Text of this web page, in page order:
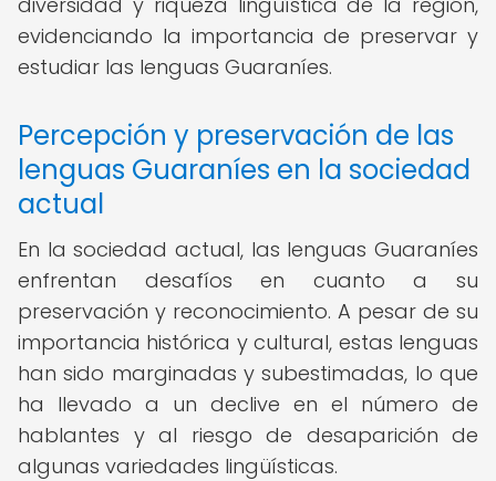
evidenciando la importancia de preservar y
estudiar las lenguas Guaraníes.
Percepción y preservación de las
lenguas Guaraníes en la sociedad
actual
En la sociedad actual, las lenguas Guaraníes
enfrentan desafíos en cuanto a su
preservación y reconocimiento. A pesar de su
importancia histórica y cultural, estas lenguas
han sido marginadas y subestimadas, lo que
ha llevado a un declive en el número de
hablantes y al riesgo de desaparición de
algunas variedades lingüísticas.